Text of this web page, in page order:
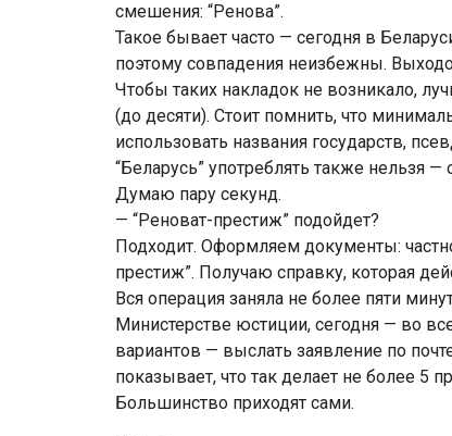
смешения: “Ренова”.
Такое бывает часто — сегодня в
поэтому совпадения неизбежны.
Чтобы таких накладок не возникало,
(до десяти). Стоит помнить, что
использовать названия государств,
“Беларусь” употреблять также нельзя
Думаю пару секунд.
— “Реноват-престиж” подойдет?
Подходит. Оформляем документы:
престиж”. Получаю справку, которая
Вся операция заняла не более пяти
Министерстве юстиции, сегодня — во
вариантов — выслать заявление по
показывает, что так делает не более 5
Большинство приходят сами.